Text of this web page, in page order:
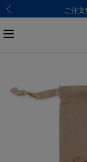
ご注